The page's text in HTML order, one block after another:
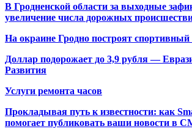
В Гродненской области за выходные
увеличение числа дорожных
На окраине Гродно построят спортивный
Доллар подорожает до 3,9 рубля —
Развития
Услуги ремонта часов
Прокладывая путь к известности: как
помогает публиковать ваши новости в